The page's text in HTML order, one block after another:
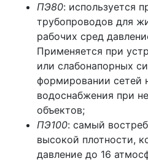
ПЭ80: используется
трубопроводов для
рабочих сред
Применяется при
или слабонапорных
формировании сетей
водоснабжения при
объектов;
ПЭ100: самый
высокой плотности,
давление до 16